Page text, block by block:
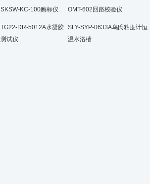
SKSW-KC-100酶标仪 OMT-602回路校验仪
TG22-DR-5012A水凝胶
测试仪
SLY-SYP-0633A乌氏粘度计恒
温水浴槽